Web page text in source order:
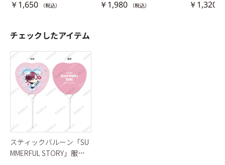
￥1,650 （税込） ￥1,980 （税込）
服部耀
￥1,320
チェックしたアイテム
スティックバルーン「SU
MMERFUL STORY」服部